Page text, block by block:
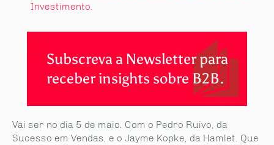
Investimento.
Subscreva a Newsletter para
receber insights sobre B2B.
Vai ser no dia 5 de maio. Com o Pedro Ruivo, da
Sucesso em Vendas, e o Jayme Kopke, da Hamlet. Que